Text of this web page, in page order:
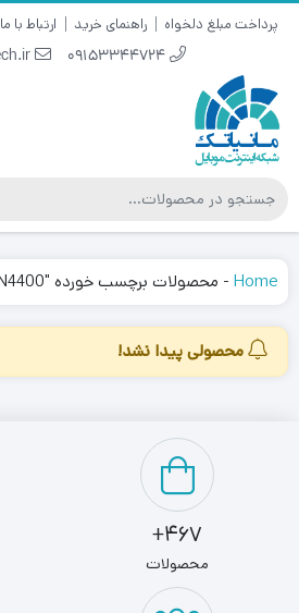
پرداخت مبلغ دلخواه راهنمای خرید ارتباط با ما
09153344724
info@maniatech.ir
Home
- محصولات برچسب خورده "MN4400 مودم مبین نت"
محصولی پیدا نشد!
467+
محصولات